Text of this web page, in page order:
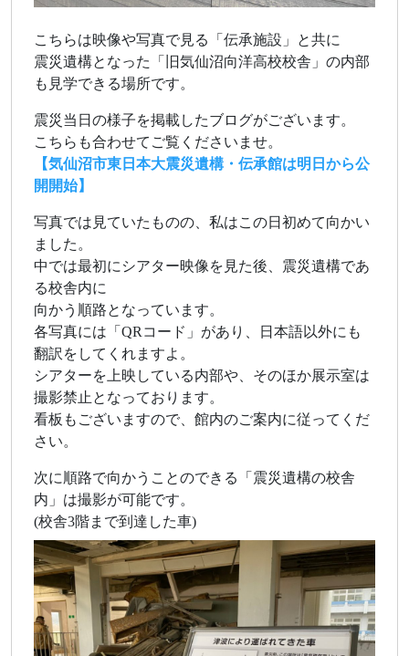
こちらは映像や写真で見る「伝承施設」と共に
震災遺構となった「旧気仙沼向洋高校校舎」の内部
も見学できる場所です。
震災当日の様子を掲載したブログがございます。
こちらも合わせてご覧くださいませ。
【気仙沼市東日本大震災遺構・伝承館は明日から公
開開始】
写真では見ていたものの、私はこの日初めて向かい
ました。
中では最初にシアター映像を見た後、震災遺構であ
る校舎内に
向かう順路となっています。
各写真には「QRコード」があり、日本語以外にも
翻訳をしてくれますよ。
シアターを上映している内部や、そのほか展示室は
撮影禁止となっております。
看板もございますので、館内のご案内に従ってくだ
さい。
次に順路で向かうことのできる「震災遺構の校舎
内」は撮影が可能です。
(校舎3階まで到達した車)